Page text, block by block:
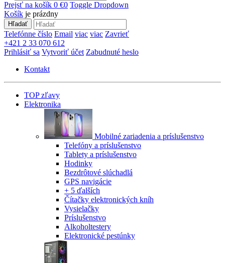
Prejsť na košík 0 €0 Toggle Dropdown
Košík je prázdny
Hľadať
Telefónne číslo Email viac viac Zavrieť
+421 2 33 070 612
Prihlásiť sa Vytvoriť účet Zabudnuté heslo
Kontakt
TOP zľavy
Elektronika
Mobilné zariadenia a príslušenstvo
Telefóny a príslušenstvo
Tablety a príslušenstvo
Hodinky
Bezdrôtové slúchadlá
GPS navigácie
+ 5 ďalších
Čítačky elektronických kníh
Vysielačky
Príslušenstvo
Alkoholtestery
Elektronické pestúnky